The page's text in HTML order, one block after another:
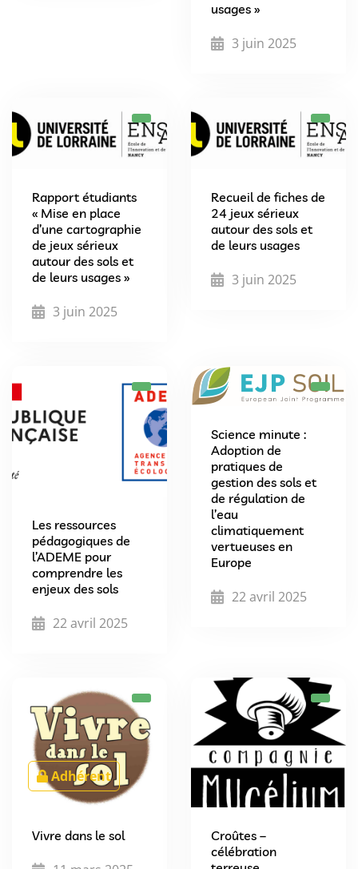
usages »
3 juin 2025
Rapport étudiants
« Mise en place
d’une cartographie
de jeux sérieux
autour des sols et
de leurs usages »
3 juin 2025
Recueil de fiches de
24 jeux sérieux
autour des sols et
de leurs usages
3 juin 2025
Les ressources
pédagogiques de
l’ADEME pour
comprendre les
enjeux des sols
22 avril 2025
Science minute :
Adoption de
pratiques de
gestion des sols et
de régulation de
l’eau
climatiquement
vertueuses en
Europe
22 avril 2025
Adhérent
Vivre dans le sol
Croûtes –
célébration